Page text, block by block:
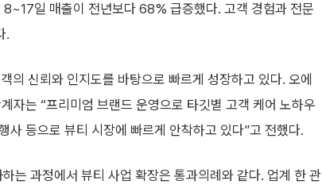
8~17일 매출이 전년보다 68% 급증했다. 고객 경험과 전문
.
의 신뢰와 인지도를 바탕으로 빠르게 성장하고 있다. 오에
자는 “프리미엄 브랜드 운영으로 타깃별 고객 케어 노하우
등으로 뷰티 시장에 빠르게 안착하고 있다”고 전했다.
는 과정에서 뷰티 사업 확장은 통과의례와 같다. 업계 한 관